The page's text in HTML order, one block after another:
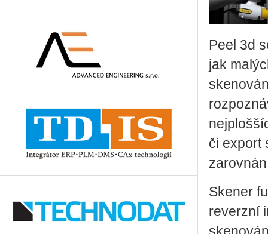
Peel 3d
jak
či export
Skener
reverzní